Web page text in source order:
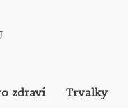
zdraví Trvalky